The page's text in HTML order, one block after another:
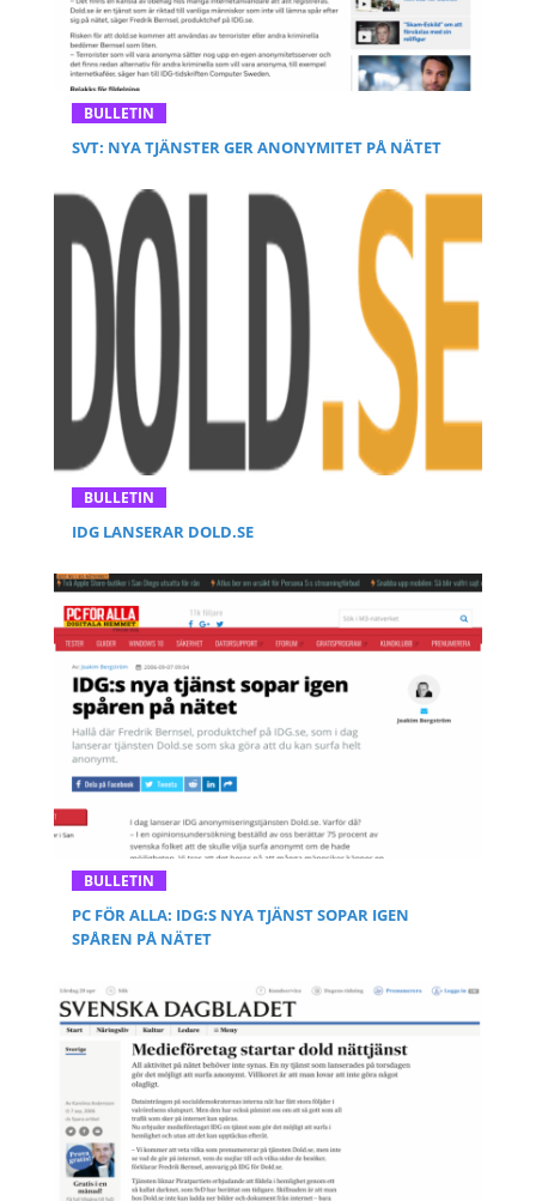
BULLETIN
SVT: NYA TJÄNSTER GER ANONYMITET PÅ NÄTET
BULLETIN
IDG LANSERAR DOLD.SE
BULLETIN
PC FÖR ALLA: IDG:S NYA TJÄNST SOPAR IGEN
SPÅREN PÅ NÄTET